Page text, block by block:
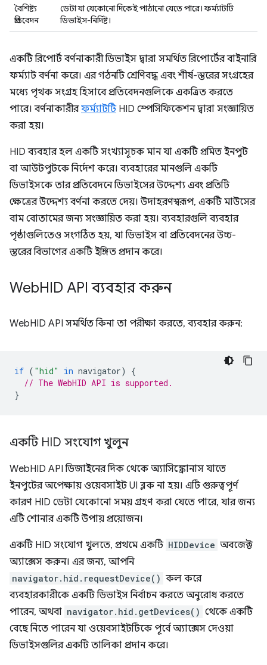
বৈশিষ্ট্য
প্রতিবেদন
ডেটা যা যেকোনো দিকেই পাঠানো যেতে পারে। ফর্ম্যাটটি
ডিভাইস-নির্দিষ্ট।
একটি রিপোর্ট বর্ণনাকারী ডিভাইস দ্বারা সমর্থিত রিপোর্টের বাইনারি
ফর্ম্যাট বর্ণনা করে। এর গঠনটি শ্রেণিবদ্ধ এবং শীর্ষ-স্তরের সংগ্রহের
মধ্যে পৃথক সংগ্রহ হিসাবে প্রতিবেদনগুলিকে একত্রিত করতে
পারে। বর্ণনাকারীরফর্ম্যাটটিHID স্পেসিফিকেশন দ্বারা সংজ্ঞায়িত
করা হয়।
HID ব্যবহার হল একটি সংখ্যাসূচক মান যা একটি প্রমিত ইনপুট
বা আউটপুটকে নির্দেশ করে। ব্যবহারের মানগুলি একটি
ডিভাইসকে তার প্রতিবেদনে ডিভাইসের উদ্দেশ্য এবং প্রতিটি
ক্ষেত্রের উদ্দেশ্য বর্ণনা করতে দেয়। উদাহরণস্বরূপ, একটি মাউসের
বাম বোতামের জন্য সংজ্ঞায়িত করা হয়। ব্যবহারগুলি ব্যবহার
পৃষ্ঠাগুলিতেও সংগঠিত হয়, যা ডিভাইস বা প্রতিবেদনের উচ্চ-
স্তরের বিভাগের একটি ইঙ্গিত প্রদান করে।
WebHID API ব্যবহার করুন
WebHID API সমর্থিত কিনা তা পরীক্ষা করতে, ব্যবহার করুন:
if ( "hid" in navigator)
{
// The WebHID API is supported.
}
একটি HID সংযোগ খুলুন
WebHID API ডিজাইনের দিক থেকে অ্যাসিঙ্ক্রোনাস যাতে
ইনপুটের অপেক্ষায় ওয়েবসাইট UI ব্লক না হয়। এটি গুরুত্বপূর্ণ
কারণ HID ডেটা যেকোনো সময় গ্রহণ করা যেতে পারে, যার জন্য
এটি শোনার একটি উপায় প্রয়োজন।
একটি HID সংযোগ খুলতে, প্রথমে একটি HIDDevice অবজেক্ট
অ্যাক্সেস করুন। এর জন্য, আপনি
navigator.hid.requestDevice() কল করে
ব্যবহারকারীকে একটি ডিভাইস নির্বাচন করতে অনুরোধ করতে
পারেন, অথবা navigator.hid.getDevices() থেকে একটি
বেছে নিতে পারেন যা ওয়েবসাইটটিকে পূর্বে অ্যাক্সেস দেওয়া
ডিভাইসগুলির একটি তালিকা প্রদান করে।